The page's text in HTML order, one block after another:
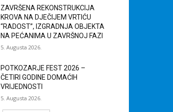
ZAVRŠENA REKONSTRUKCIJA
KROVA NA DJEČIJEM VRTIĆU
“RADOST”, IZGRADNJA OBJEKTA
NA PEĆANIMA U ZAVRŠNOJ FAZI
5. Augusta 2026.
POTKOZARJE FEST 2026 –
ČETIRI GODINE DOMAĆIH
VRIJEDNOSTI
5. Augusta 2026.